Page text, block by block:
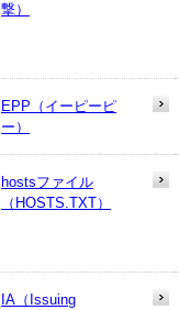
撃）
EPP（イーピーピ
ー）
hostsファイル
（HOSTS.TXT）
IA（Issuing